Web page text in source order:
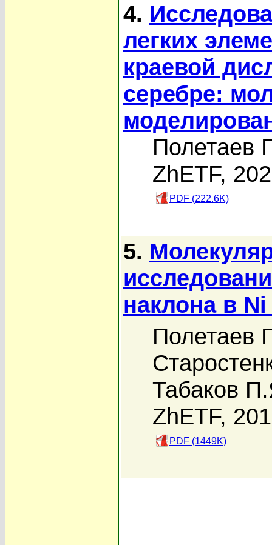
4.
легких
краевой
серебре:
Полетаев
ZhETF,
PDF (222.6K)
5.
наклона в
Полетаев
Табаков
ZhETF,
PDF (1449K)